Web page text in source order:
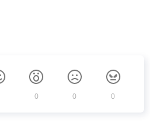
0 0 0